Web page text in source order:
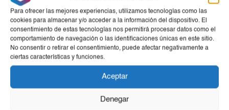
Para ofrecer las mejores experiencias, utilizamos tecnologías como las
cookies para almacenar y/o acceder a la información del dispositivo. El
consentimiento de estas tecnologías nos permitirá procesar datos como el
comportamiento de navegación o las identificaciones únicas en este sitio.
No consentir o retirar el consentimiento, puede afectar negativamente a
ciertas características y funciones.
Aceptar
Denegar
Productos Relacionados